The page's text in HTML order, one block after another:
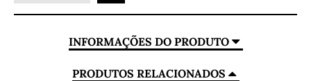
INFORMAÇÕES DO PRODUTO
PRODUTOS RELACIONADOS